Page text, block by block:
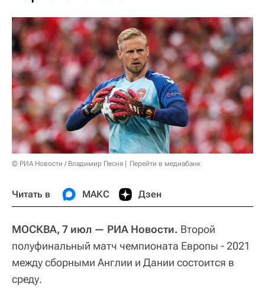
© РИА Новости / Владимир Песня Перейти в медиабанк
Читать в МАКС Дзен
МОСКВА, 7 июл — РИА Новости. Второй
полуфинальный матч чемпионата Европы - 2021
между сборными Англии и Дании состоится в
среду.